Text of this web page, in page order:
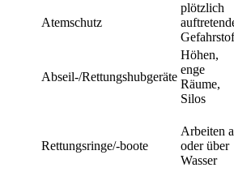
Atemschutz
plötzlich
Abseil-/Rettungshubgeräte
Höhen,
enge
Räume,
Silos
Rettungsringe/-boote
Arbeiten
oder über
Wasser